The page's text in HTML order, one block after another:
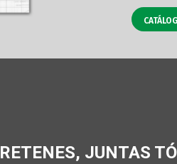
RETENES, JUNTAS